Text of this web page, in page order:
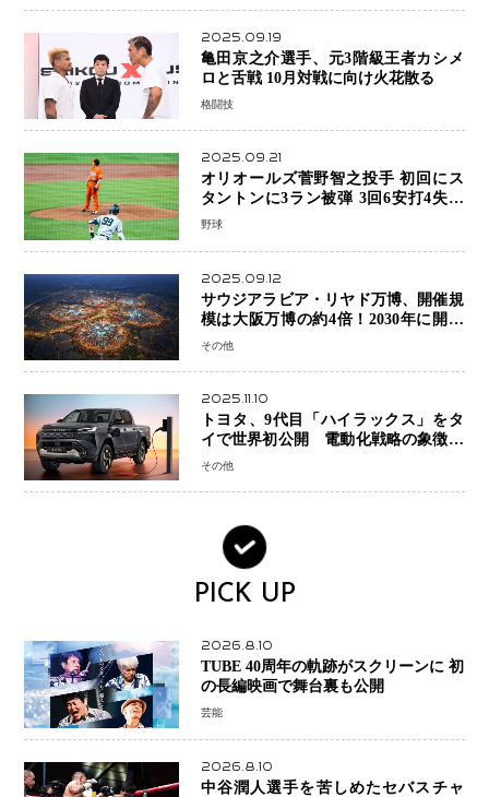
2025.09.19
亀田京之介選手、元3階級王者カシメ
格闘技
2025.09.21
オリオールズ菅野智之投手 初回にス
タントンに3ラン被弾 3回6安打4失点
で降板
野球
2025.09.12
サウジアラビア・リヤド万博、開催規
模は大阪万博の約4倍！2030年に開幕
予定
その他
2025.11.10
トヨタ、9代目「ハイラックス」をタ
イで世界初公開 電動化戦略の象徴と
なるBEVモデルを初設定
その他
PICK UP
2026.8.10
TUBE 40周年の軌跡がスクリーンに 初
の長編映画で舞台裏も公開
芸能
2026.8.10
中谷潤人選手を苦しめたセバスチャ